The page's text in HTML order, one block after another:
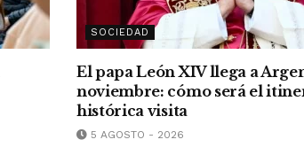
SOCIEDAD
El papa León XIV llega a
noviembre: cómo será el
histórica visita
5 AGOSTO - 2026